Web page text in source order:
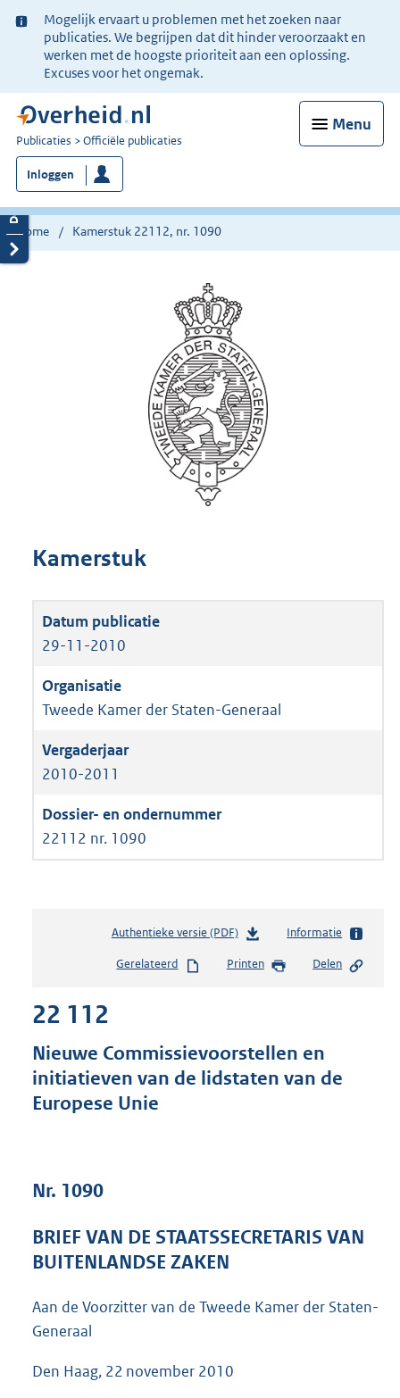
Ter
informatie:
Mogelijk ervaart u problemen met het zoeken naar
publicaties. We begrijpen dat dit hinder veroorzaakt en
werken met de hoogste prioriteit aan een oplossing.
Excuses voor het ongemak.
Menu
U
bent
nu
hier:
Publicaties Officiële publicaties
Inloggen
Home Kamerstuk 22112, nr. 1090
Kamerstuk
29-11-2010
Tweede Kamer der Staten-Generaal
2010-2011
22112 nr. 1090
Authentieke versie (PDF)b
s
s
g
5
Informatie
Gerelateerd Printen Delen
22 112
Nieuwe Commissievoorstellen en
initiatieven van de lidstaten van de
Europese Unie
Nr. 1090
BRIEF VAN DE STAATSSECRETARIS VAN
BUITENLANDSE ZAKEN
Aan de Voorzitter van de Tweede Kamer der Staten-
Generaal
Den Haag, 22 november 2010